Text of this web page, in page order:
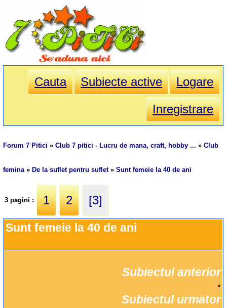
Cauta Subiecte active
Logare
Inregistrare
Forum 7 Pitici »Club 7 pitici - Lucru de mana, craft, hobby ... »Club
femina» De la suflet pentru suflet»Sunt femeie la 40 de ani
3 pagini : 1 2 [3]
Sunt femeie la 40 de ani
Subiectul anterior
Subiectul urmator